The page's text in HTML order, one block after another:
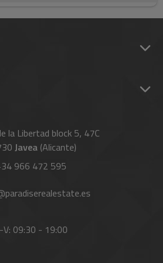
la Libertad block 5, 47C
Javea (Alicante)
966 472 595
V: 09:30 - 19:00